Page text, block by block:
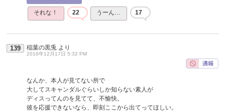
それな！ 22 うーん… 17
139 稲葉の黒兎 より
2016年12月17日 5:32 PM
なんか、本人が見てない所で
大してスキャンダルぐらいしか知らない素人が
ディスってんのを見てて、不愉快。
彼を応援できないなら、即刻ここから出てってほしい。